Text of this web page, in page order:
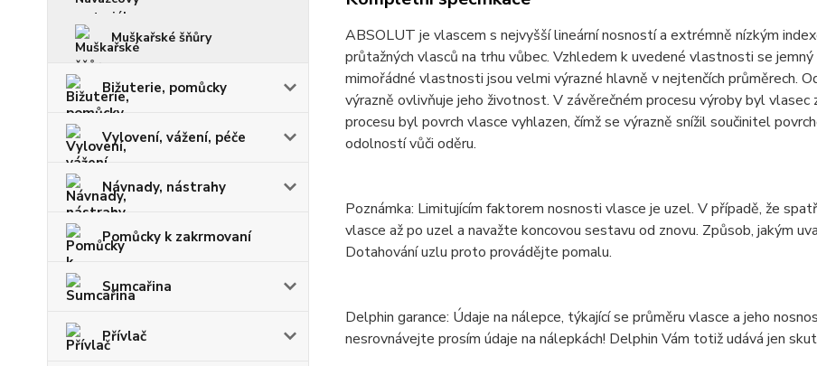
Muškařské šňůry
Bižuterie, pomůcky
Vylovení, vážení, péče
Návnady, nástrahy
Pomůcky k zakrmovaní
Sumcařina
Přívlač
ABSOLUT je vlascem s nejvyšší lineární nosností a extrémně nízkým
průtažných vlasců na trhu vůbec. Vzhledem k uvedené vlastnosti se
mimořádné vlastnosti jsou velmi výrazné hlavně v nejtenčích průměrech.
výrazně ovlivňuje jeho životnost. V závěrečném procesu výroby byl
procesu byl povrch vlasce vyhlazen, čímž se výrazně snížil součinitel
odolností vůči oděru.
Poznámka: Limitujícím faktorem nosnosti vlasce je uzel. V případě, že
vlasce až po uzel a navažte koncovou sestavu od znovu. Způsob, jakým
Dotahování uzlu proto provádějte pomalu.
Delphin garance: Údaje na nálepce, týkající se průměru vlasce a jeho
nesrovnávejte prosím údaje na nálepkách! Delphin Vám totiž udává jen